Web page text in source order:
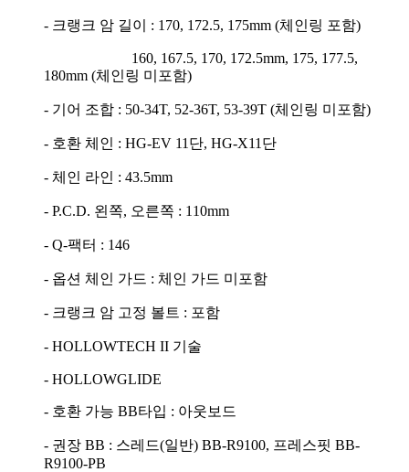
- 크랭크 암 길이 : 170, 172.5, 175mm (체인링 포함)
160, 167.5, 170, 172.5mm, 175, 177.5,
180mm (체인링 미포함)
- 기어 조합 : 50-34T, 52-36T, 53-39T (체인링 미포함)
- 호환 체인 : HG-EV 11단, HG-X11단
- 체인 라인 : 43.5mm
- P.C.D. 왼쪽, 오른쪽 : 110mm
- Q-팩터 : 146
- 옵션 체인 가드 : 체인 가드 미포함
- 크랭크 암 고정 볼트 : 포함
- HOLLOWTECH II 기술
- HOLLOWGLIDE
- 호환 가능 BB타입 : 아웃보드
- 권장 BB : 스레드(일반) BB-R9100, 프레스핏 BB-
R9100-PB